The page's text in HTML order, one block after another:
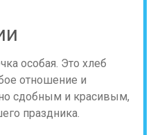
особая. Это хлеб
отношение и
сдобным и красивым,
праздника.